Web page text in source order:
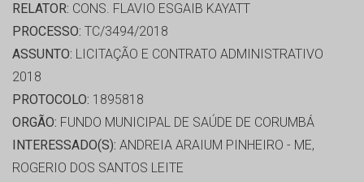
RELATOR: CONS. FLAVIO ESGAIB KAYATT
PROCESSO: TC/3494/2018
ASSUNTO: LICITAÇÃO E CONTRATO ADMINISTRATIVO
2018
PROTOCOLO: 1895818
ORGÃO: FUNDO MUNICIPAL DE SAÚDE DE CORUMBÁ
INTERESSADO(S): ANDREIA ARAIUM PINHEIRO - ME,
ROGERIO DOS SANTOS LEITE